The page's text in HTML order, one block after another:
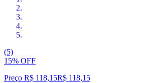
(5)
15% OFF
Preço R$ 118,15R$ 118,15